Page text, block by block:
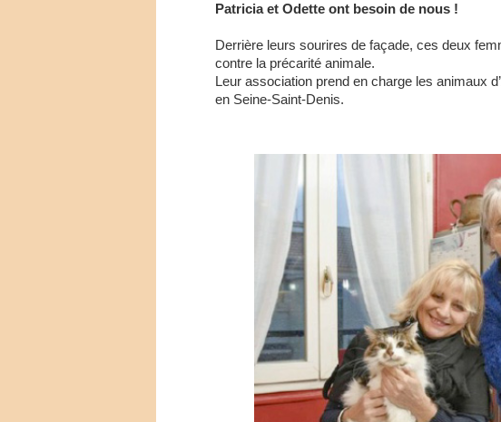
Patricia et Odette ont besoin de nous !
Derrière leurs sourires de façade, ces deux
contre la précarité animale.
Leur association prend en charge les animaux
en Seine-Saint-Denis.